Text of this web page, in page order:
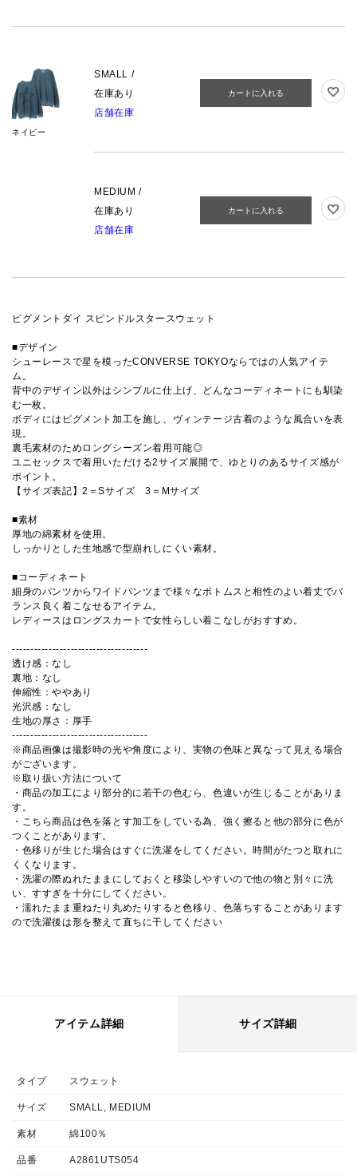
ネイビー
SMALL /
在庫あり
店舗在庫
カートに入れる
MEDIUM /
在庫あり
店舗在庫
カートに入れる
ピグメントダイ スピンドルスタースウェット
■デザイン
シューレースで星を模ったCONVERSE TOKYOならではの人気アイテ
ム。
背中のデザイン以外はシンプルに仕上げ、どんなコーディネートにも馴染
む一枚。
ボディにはピグメント加工を施し、ヴィンテージ古着のような風合いを表
現。
裏毛素材のためロングシーズン着用可能◎
ユニセックスで着用いただける2サイズ展開で、ゆとりのあるサイズ感が
ポイント。
【サイズ表記】2＝Sサイズ 3＝Mサイズ
■素材
厚地の綿素材を使用。
しっかりとした生地感で型崩れしにくい素材。
■コーディネート
細身のパンツからワイドパンツまで様々なボトムスと相性のよい着丈でバ
ランス良く着こなせるアイテム。
レディースはロングスカートで女性らしい着こなしがおすすめ。
-------------------------------------
透け感：なし
裏地：なし
伸縮性：ややあり
光沢感：なし
生地の厚さ：厚手
-------------------------------------
※商品画像は撮影時の光や角度により、実物の色味と異なって見える場合
がございます。
※取り扱い方法について
・商品の加工により部分的に若干の色むら、色違いが生じることがありま
す。
・こちら商品は色を落とす加工をしている為、強く擦ると他の部分に色が
つくことがあります。
・色移りが生じた場合はすぐに洗濯をしてください。時間がたつと取れに
くくなります。
・洗濯の際ぬれたままにしておくと移染しやすいので他の物と別々に洗
い、すすぎを十分にしてください。
・濡れたまま重ねたり丸めたりすると色移り、色落ちすることがあります
ので洗濯後は形を整えて直ちに干してください
アイテム詳細 サイズ詳細
タイプ スウェット
サイズ SMALL, MEDIUM
素材 綿100％
品番 A2861UTS054